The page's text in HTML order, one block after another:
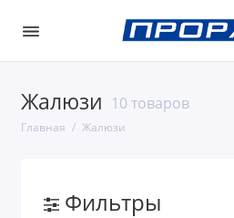
Жалюзи 10 товаров
Главная Жалюзи
Фильтры